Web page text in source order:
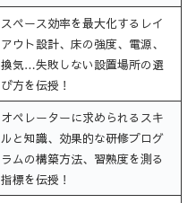
スペース効率を最大化するレイ
アウト設計、床の強度、電源、
換気…失敗しない設置場所の選
び方を伝授！
オペレーターに求められるスキ
ルと知識、効果的な研修プログ
ラムの構築方法、習熟度を測る
指標を伝授！